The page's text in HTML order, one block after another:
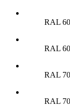
RAL
RAL
RAL
RAL